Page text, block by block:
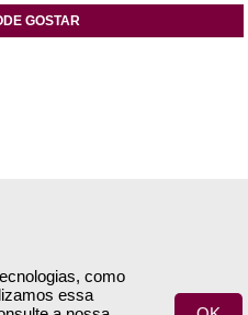
como
essa
GOSTAR
Encomendas & Pagamentos
Envio